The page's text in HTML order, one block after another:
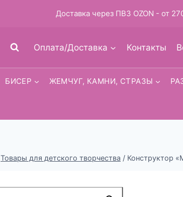
Оплата/Доставка Контакты
БИСЕР ЖЕМЧУГ, КАМНИ, СТРАЗЫ
Товары для детского творчества / Конструктор
Доставка через ПВЗ OZON - от